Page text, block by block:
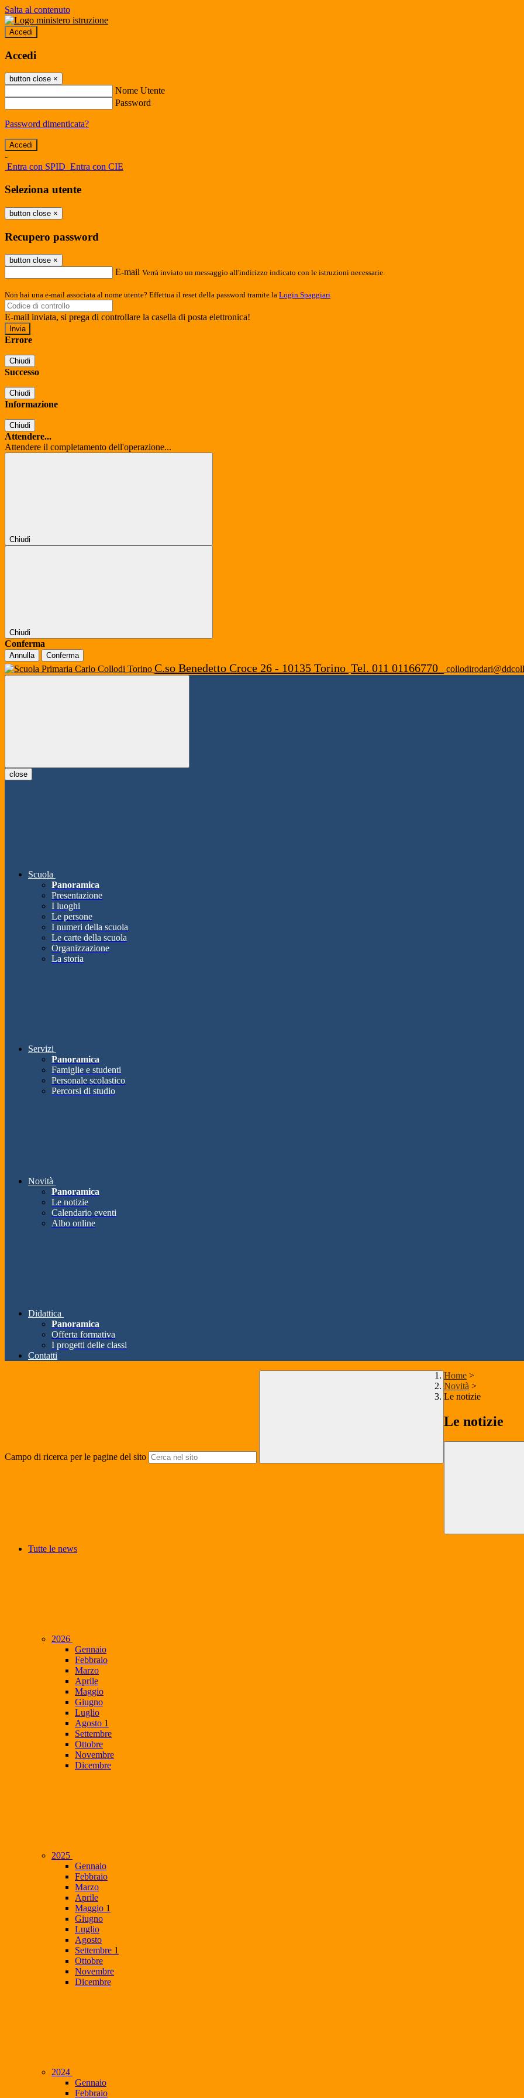
Salta al contenuto
Accedi
Accedi
button close ×
Nome Utente
Password
Password dimenticata?
-
Entra con SPID Entra con CIE
Seleziona utente
button close ×
Recupero password
button close ×
E-mail Verrà inviato un messaggio all'indirizzo indicato con le istruzioni necessarie.
Non hai una e-mail associata al nome utente? Effettua il reset della password tramite la Login Spaggiari
E-mail inviata, si prega di controllare la casella di posta elettronica!
Errore
Chiudi
Successo
Chiudi
Informazione
Chiudi
Attendere...
Attendere il completamento dell'operazione...
Chiudi
Chiudi
Conferma
Annulla Conferma
C.so Benedetto Croce 26 - 10135 Torino Tel. 011 01166770
close
Scuola
Panoramica
Presentazione
I luoghi
Le persone
I numeri della scuola
Le carte della scuola
Organizzazione
La storia
Servizi
Panoramica
Famiglie e studenti
Personale scolastico
Percorsi di studio
Novità
Panoramica
Le notizie
Calendario eventi
Albo online
Didattica
Panoramica
Offerta formativa
I progetti delle classi
Contatti
Campo di ricerca per le pagine del sito
Home >
Novità >
Le notizie
Le notizie
Tutte le news
2026
Gennaio
Febbraio
Marzo
Aprile
Maggio
Giugno
Luglio
Agosto 1
Settembre
Ottobre
Novembre
Dicembre
2025
Gennaio
Febbraio
Marzo
Aprile
Maggio 1
Giugno
Luglio
Agosto
Settembre 1
Ottobre
Novembre
Dicembre
2024
Gennaio
Febbraio